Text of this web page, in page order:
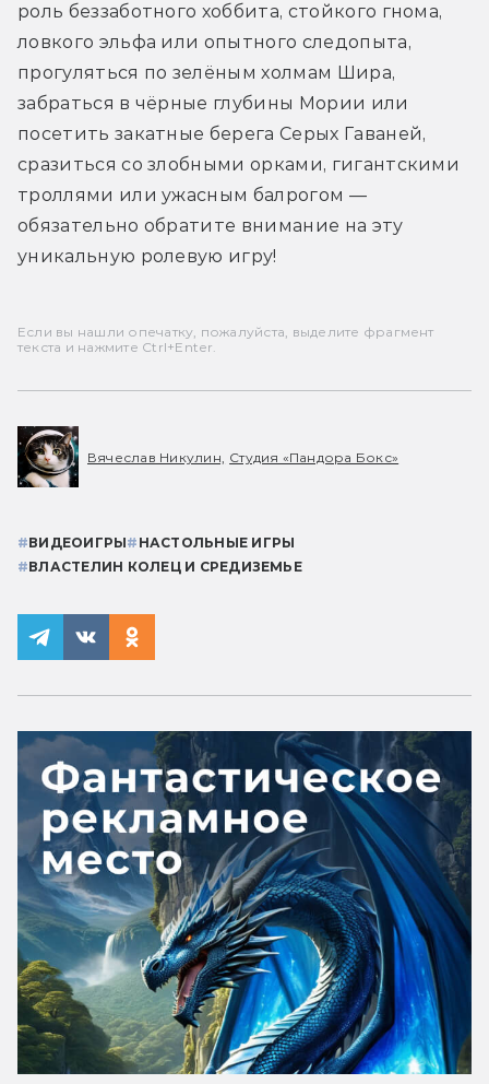
роль беззаботного хоббита, стойкого гнома,
ловкого эльфа или опытного следопыта,
прогуляться по зелёным холмам Шира,
забраться в чёрные глубины Мории или
посетить закатные берега Серых Гаваней,
сразиться со злобными орками, гигантскими
троллями или ужасным балрогом —
обязательно обратите внимание на эту
уникальную ролевую игру!
Если вы нашли опечатку, пожалуйста, выделите фрагмент
текста и нажмите Ctrl+Enter.
Вячеслав Никулин, Студия «Пандора Бокс»
#ВИДЕОИГРЫ# НАСТОЛЬНЫЕ ИГРЫ
#ВЛАСТЕЛИН КОЛЕЦ И СРЕДИЗЕМЬЕ